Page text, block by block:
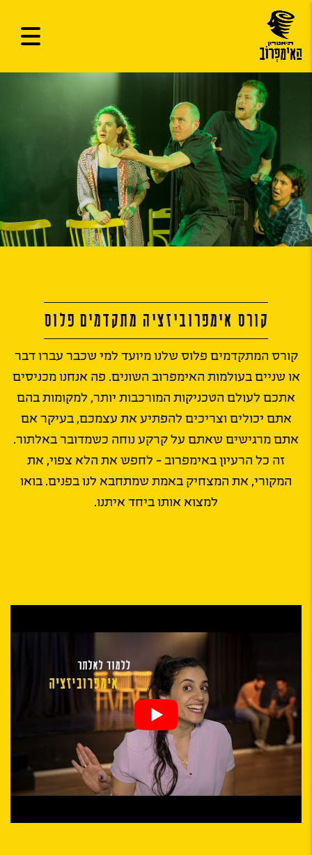
קורס אימפרוביזציה מתקדמים פלוס
קורס המתקדמים פלוס שלנו מיועד למי שכבר עברו דבר
או שניים בעולמות האימפרוב השונים. פה אנחנו מכניסים
אתכם לעולם הטכניקות המורכבות יותר, למקומות בהם
אתם יכולים וצריכים להפתיע את עצמכם, בעיקר אם
אתם מרגישים שאתם על קרקע נוחה כשמדובר באלתור.
זה כל הרעיון באימפרוב - לחפש את הלא צפוי, את
המקורי, את המצחיק באמת שמתחבא לנו בפנים. בואו
למצוא אותו ביחד איתנו.